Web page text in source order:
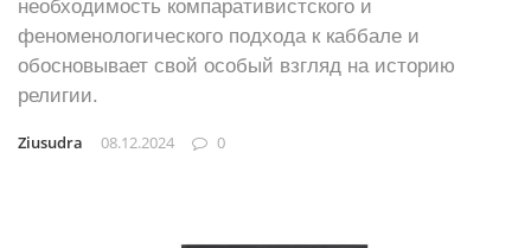
необходимость компаративистского и
феноменологического подхода к каббале и
обосновывает свой особый взгляд на историю
религии.
Ziusudra 08.12.2024 0